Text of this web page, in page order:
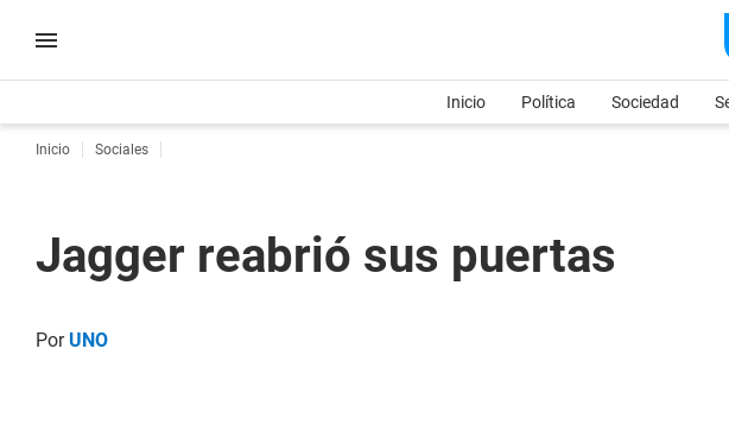
Inicio Política Sociedad
Inicio Sociales
Jagger reabrió sus puertas
PorUNO